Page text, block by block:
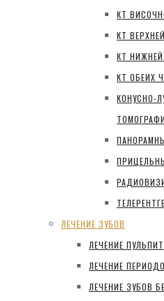
КТ
КТ
КТ
КТ ОБЕИХ
КОНУСНО-
ЛЕЧЕНИЕ ЗУБОВ
ЛЕЧЕНИЕ
ЛЕЧЕНИЕ
ЛЕЧЕНИЕ ЗУБОВ